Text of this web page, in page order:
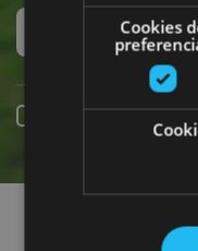
Experiencias
Online booking
Cookies